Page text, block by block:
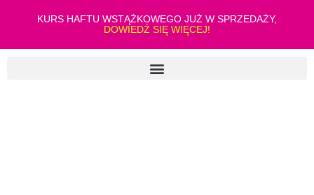
KURS HAFTU WSTĄŻKOWEGO JUŻ W SPRZEDAŻY,
DOWIEDŹ SIĘ WIĘCEJ!